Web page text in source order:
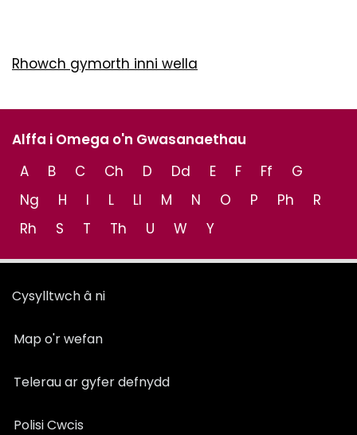
Rhowch gymorth inni wella
Alffa i Omega o'n Gwasanaethau
A
B C Ch D Dd E F Ff
G
Ng
H I L Ll M N O P Ph
R
Rh
S T Th U W Y
Cysylltwch â ni
Map o'r wefan
Telerau ar gyfer defnydd
Polisi Cwcis